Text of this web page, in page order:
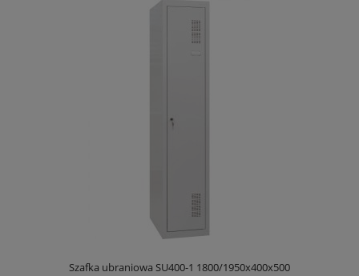
Szafka ubraniowa SU400-1 1800/1950x400x500